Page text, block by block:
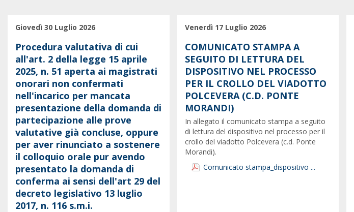
Giovedì 30 Luglio 2026
Procedura valutativa di cui
all'art. 2 della legge 15 aprile
2025, n. 51 aperta ai magistrati
onorari non confermati
nell'incarico per mancata
presentazione della domanda di
partecipazione alle prove
valutative già concluse, oppure
per aver rinunciato a sostenere
il colloquio orale pur avendo
presentato la domanda di
conferma ai sensi dell'art 29 del
decreto legislativo 13 luglio
2017, n. 116 s.m.i.
Venerdì 17 Luglio 2026
COMUNICATO STAMPA A
SEGUITO DI LETTURA DEL
DISPOSITIVO NEL PROCESSO
PER IL CROLLO DEL VIADOTTO
POLCEVERA (C.D. PONTE
MORANDI)
In allegato il comunicato stampa a seguito
di lettura del dispositivo nel processo per il
crollo del viadotto Polcevera (c.d. Ponte
Morandi).
Comunicato stampa_dispositivo ...